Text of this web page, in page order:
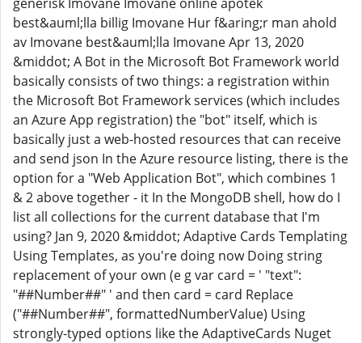
best&auml;lla billig Imovane Hur f&aring;r man ahold
av Imovane best&auml;lla Imovane Apr 13, 2020
&middot; A Bot in the Microsoft Bot Framework world
basically consists of two things: a registration within
the Microsoft Bot Framework services (which includes
an Azure App registration) the "bot" itself, which is
basically just a web-hosted resources that can receive
and send json In the Azure resource listing, there is the
option for a "Web Application Bot", which combines 1
& 2 above together - it In the MongoDB shell, how do I
list all collections for the current database that I'm
using? Jan 9, 2020 &middot; Adaptive Cards Templating
Using Templates, as you're doing now Doing string
replacement of your own (e g var card = ' "text":
"##Number##" ' and then card = card Replace
("##Number##", formattedNumberValue) Using
strongly-typed options like the AdaptiveCards Nuget